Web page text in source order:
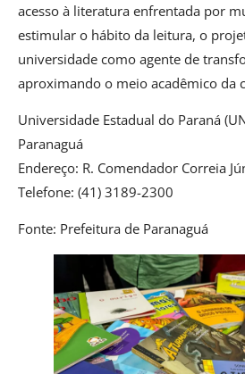
acesso à literatura enfrentada por
estimular o hábito da leitura, o
universidade como agente de
aproximando o meio acadêmico da
Universidade Estadual do Paraná
Paranaguá
Endereço: R. Comendador Correia
Telefone: (41) 3189-2300
Fonte: Prefeitura de Paranaguá